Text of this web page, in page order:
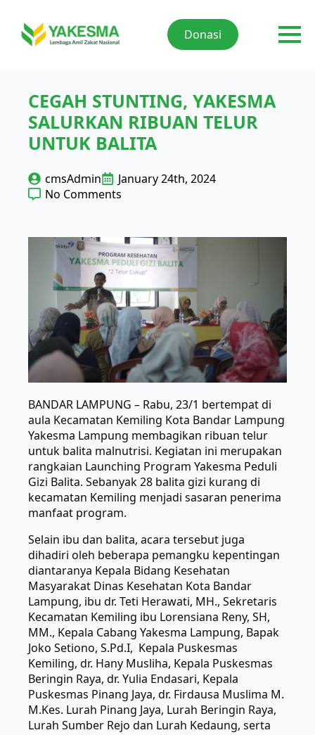
Donasi
CEGAH STUNTING, YAKESMA
SALURKAN RIBUAN TELUR
UNTUK BALITA
cmsAdmin
January 24th, 2024
No Comments
BANDAR LAMPUNG – Rabu, 23/1 bertempat di
aula Kecamatan Kemiling Kota Bandar Lampung
Yakesma Lampung membagikan ribuan telur
untuk balita malnutrisi. Kegiatan ini merupakan
rangkaian Launching Program Yakesma Peduli
Gizi Balita. Sebanyak 28 balita gizi kurang di
kecamatan Kemiling menjadi sasaran penerima
manfaat program.
Selain ibu dan balita, acara tersebut juga
dihadiri oleh beberapa pemangku kepentingan
diantaranya Kepala Bidang Kesehatan
Masyarakat Dinas Kesehatan Kota Bandar
Lampung, ibu dr. Teti Herawati, MH., Sekretaris
Kecamatan Kemiling ibu Lorensiana Reny, SH,
MM., Kepala Cabang Yakesma Lampung, Bapak
Joko Setiono, S.Pd.I, Kepala Puskesmas
Kemiling, dr. Hany Musliha, Kepala Puskesmas
Beringin Raya, dr. Yulia Endasari, Kepala
Puskesmas Pinang Jaya, dr. Firdausa Muslima M.
M.Kes. Lurah Pinang Jaya, Lurah Beringin Raya,
Lurah Sumber Rejo dan Lurah Kedaung, serta